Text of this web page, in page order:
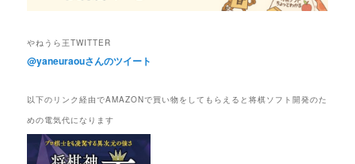
やねうら王TWITTER
@yaneuraouさんのツイート
以下のリンク経由でAMAZONで買い物をしてもらえると将棋ソフト開発のた
めの電気代になります